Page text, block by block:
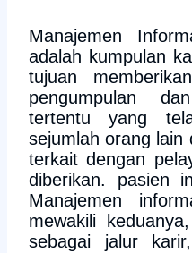
Manajemen
adalah kumpulan
tujuan
pengumpulan
tertentu yang
sejumlah orang lain
terkait dengan
diberikan. pasien
Manajemen
mewakili
sebagai jalur